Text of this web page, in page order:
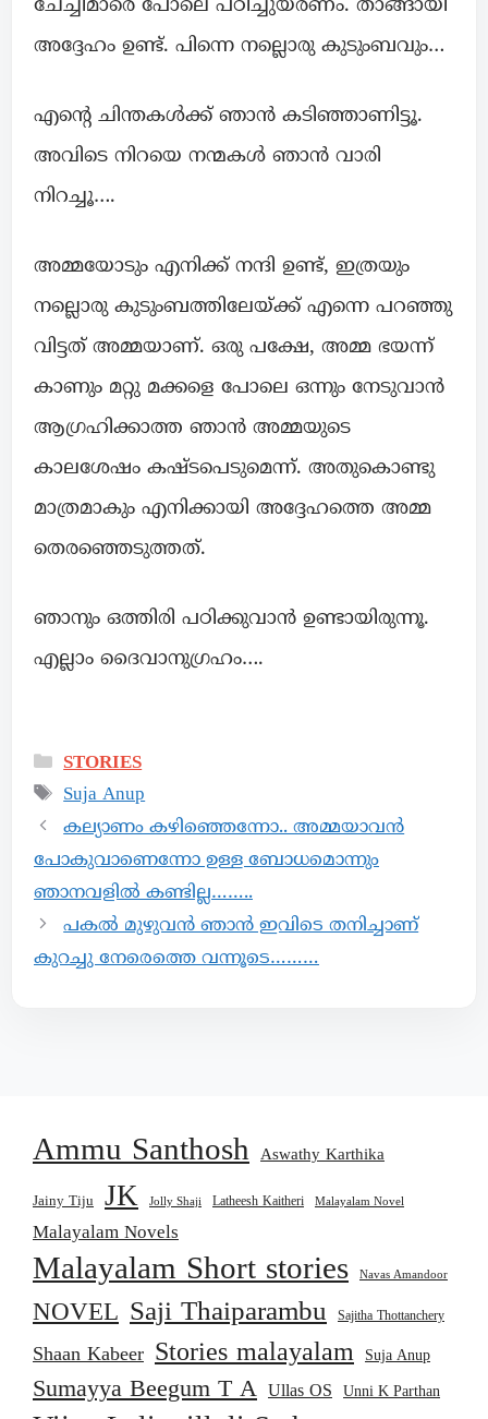
ചേച്ചിമാരെ പോലെ പഠിച്ചുയരണം. താങ്ങായി
അദ്ദേഹം ഉണ്ട്. പിന്നെ നല്ലൊരു കുടുംബവും…
എൻ്റെ ചിന്തകൾക്ക് ഞാൻ കടിഞ്ഞാണിട്ടൂ.
അവിടെ നിറയെ നന്മകൾ ഞാൻ വാരി
നിറച്ചൂ….
അമ്മയോടും എനിക്ക് നന്ദി ഉണ്ട്, ഇത്രയും
നല്ലൊരു കുടുംബത്തിലേയ്ക്ക് എന്നെ പറഞ്ഞു
വിട്ടത് അമ്മയാണ്. ഒരു പക്ഷേ, അമ്മ ഭയന്ന്
കാണും മറ്റു മക്കളെ പോലെ ഒന്നും നേടുവാൻ
ആഗ്രഹിക്കാത്ത ഞാൻ അമ്മയുടെ
കാലശേഷം കഷ്ടപെടുമെന്ന്. അതുകൊണ്ടു
മാത്രമാകും എനിക്കായി അദ്ദേഹത്തെ അമ്മ
തെരഞ്ഞെടുത്തത്.
ഞാനും ഒത്തിരി പഠിക്കുവാൻ ഉണ്ടായിരുന്നൂ.
എല്ലാം ദൈവാനുഗ്രഹം….
STORIES
Suja Anup
കല്യാണം കഴിഞ്ഞെന്നോ.. അമ്മയാവൻ
പോകുവാണെന്നോ ഉള്ള ബോധമൊന്നും
ഞാനവളിൽ കണ്ടില്ല……..
പകൽ മുഴുവൻ ഞാൻ ഇവിടെ തനിച്ചാണ്
കുറച്ചു നേരെത്തെ വന്നൂടെ………
Ammu Santhosh Aswathy Karthika
Jainy Tiju JK Jolly Shaji Latheesh Kaitheri Malayalam Novel
Malayalam Novels
Malayalam Short stories Navas Amandoor
NOVEL Saji Thaiparambu Sajitha Thottanchery
Shaan Kabeer Stories malayalam Suja Anup
Sumayya Beegum T A Ullas OS Unni K Parthan